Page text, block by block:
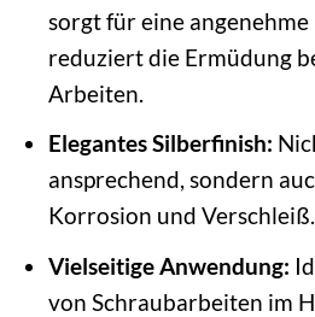
sorgt für eine
reduziert die Ermüdung
Arbeiten.
Elegantes Silberfinish:
ansprechend, sondern
Korrosion und Verschleiß.
Vielseitige Anwendung:
von Schraubarbeiten im